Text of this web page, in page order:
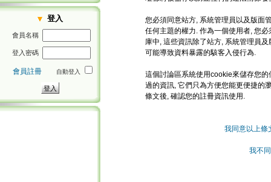
登入
會員名稱
登入密碼
會員註冊 自動登入
您必須同意站方, 系統管理員以及版面
任何主題的權力. 作為一個使用者, 您
庫中, 這些資訊除了站方, 系統管理員
可能導致資料暴露的駭客入侵行為.
這個討論區系統使用cookie來儲存您
過的資訊, 它們只為方便您能更便捷的
條文後, 確認您的註冊資訊使用.
我同意以上條
我不